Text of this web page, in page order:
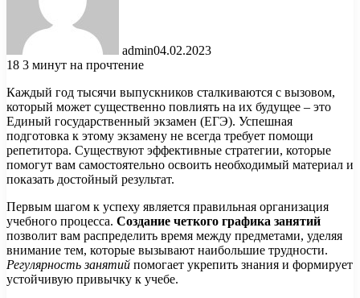
admin04.02.2023
18 3 минут на прочтение
Каждый год тысячи выпускников сталкиваются с вызовом,
который может существенно повлиять на их будущее – это
Единый государственный экзамен (ЕГЭ). Успешная
подготовка к этому экзамену не всегда требует помощи
репетитора. Существуют эффективные стратегии, которые
помогут вам самостоятельно освоить необходимый материал и
показать достойный результат.
Первым шагом к успеху является правильная организация
учебного процесса. Создание четкого графика занятий
позволит вам распределить время между предметами, уделяя
внимание тем, которые вызывают наибольшие трудности.
Регулярность занятий помогает укрепить знания и формирует
устойчивую привычку к учебе.